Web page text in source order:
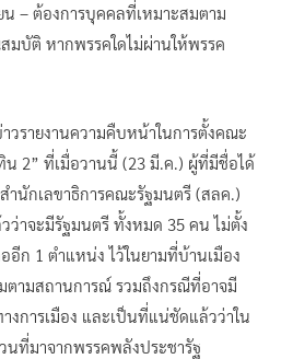
น – ต้องการบุคคลที่เหมาะสมตาม
บัติ หากพรรคใดไม่ผ่านให้พรรค
วรายงานความคืบหน้าในการตั้งคณะ
น 2” ที่เมื่อวานนี้ (23 มี.ค.) ผู้ที่มีชื่อได้
ำนักเลขาธิการคณะรัฐมนตรี (สลค.)
ว่าจะมีรัฐมนตรี ทั้งหมด 35 คน ไม่ตั้ง
อีก 1 ตำแหน่ง ไว้ในยามที่บ้านเมือง
ตามสถานการณ์ รวมถึงกรณีที่อาจมี
งการเมือง และเป็นที่แน่ชัดแล้วว่าใน
นที่มาจากพรรคพลังประชารัฐ